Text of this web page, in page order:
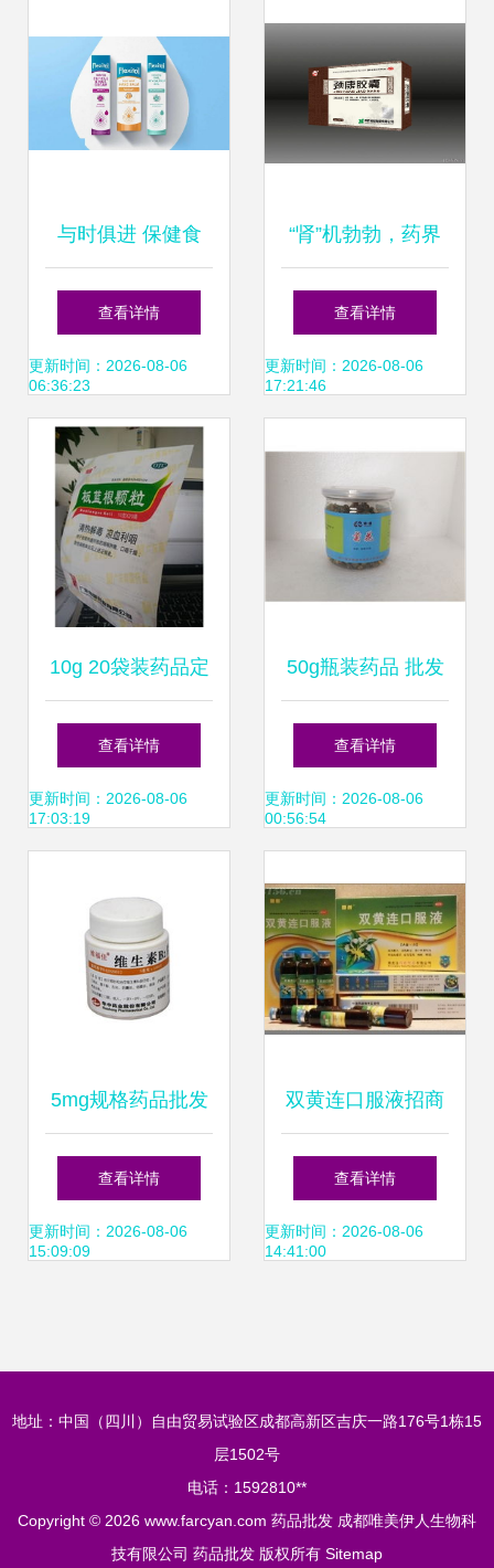
与时俱进 保健食
品、医药品牌设计
与药品批发的时代
脉搏
查看详情
更新时间：2026-08-06
06:36:23
“肾”机勃勃，药界
传奇 通路比广告更
重要
查看详情
更新时间：2026-08-06
17:21:46
10g 20袋装药品定
价与采购指南 药品
终端网供应分析
查看详情
更新时间：2026-08-06
17:03:19
50g瓶装药品 批发
价格、厂家供应与
采购指南
查看详情
更新时间：2026-08-06
00:56:54
5mg规格药品批发
采购指南 厂家、价
格、供应与终端零
查看详情
更新时间：2026-08-06
15:09:09
双黄连口服液招商
代理全攻略 厂家直
供，优质批发，价
查看详情
更新时间：2026-08-06
14:41:00
地址：中国（四川）自由贸易试验区成都高新区吉庆一路176号1栋15
层1502号
电话：1592810**
Copyright © 2026 www.farcyan.com 药品批发 成都唯美伊人生物科
技有限公司 药品批发 版权所有 Sitemap